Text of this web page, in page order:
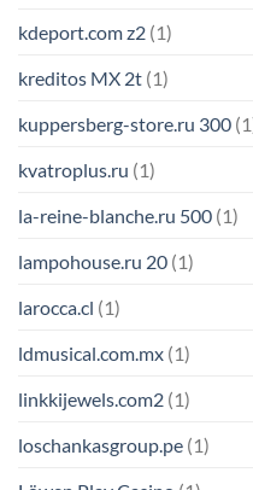
kdeport.com z2 (1)
kreditos MX 2t (1)
kuppersberg-store.ru 300
kvatroplus.ru (1)
la-reine-blanche.ru 500 (1)
lampohouse.ru 20 (1)
larocca.cl (1)
ldmusical.com.mx (1)
linkkijewels.com2 (1)
loschankasgroup.pe (1)